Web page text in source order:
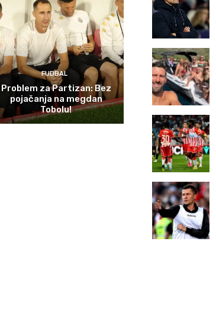
FUDBAL
Problem za Partizan: Bez
pojačanja na megdan
Tobolu!